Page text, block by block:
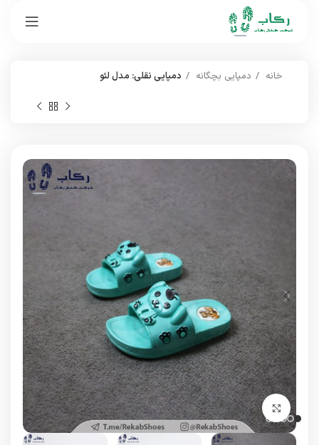
خانه دمپایی بچگانه دمپایی نقلی: مدل لئو
برای بزرگنمایی کلیک کنید